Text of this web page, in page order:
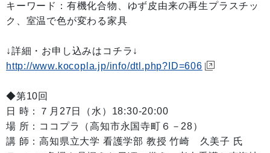
キーワード：有機化合物、ゆず皮由来の再生プラスチッ
ク、室温で色が変わる家具
↓詳細・お申し込みはコチラ↓
http://www.kocopla.jp/info/dtl.php?ID=606
◆第10回
日 時：７月27日（水）18:30-20:00
場 所：ココプラ（高知市永国寺町６－28）
講 師：高知県立大学 看護学部 教授 竹崎 久美子 氏